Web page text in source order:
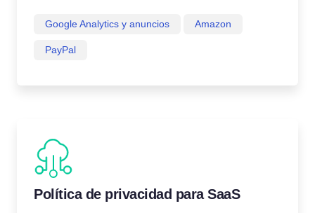
Google Analytics y anuncios Amazon
PayPal
Política de privacidad para SaaS